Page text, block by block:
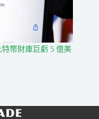
幣財庫巨虧 5 億美